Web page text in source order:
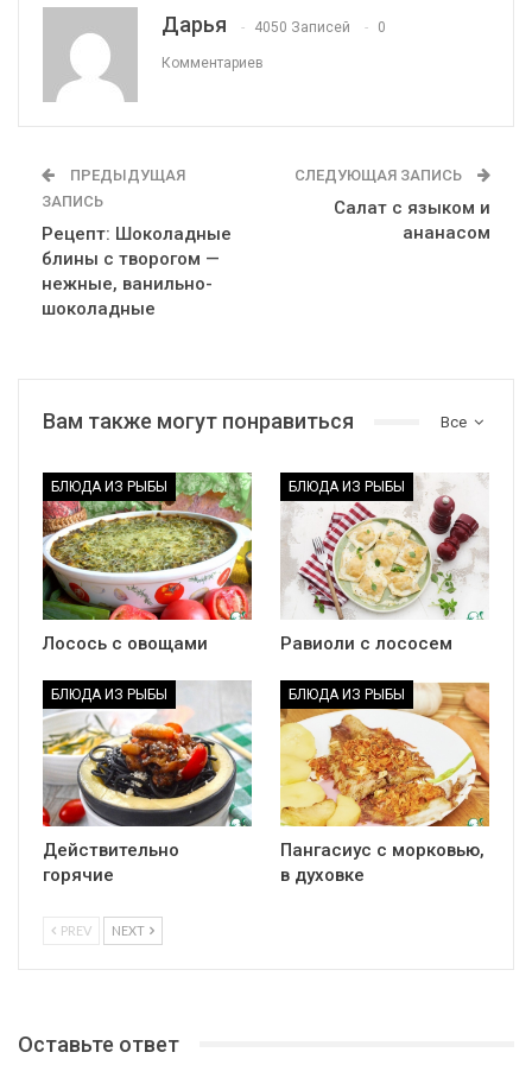
Дарья 4050 Записей 0
Комментариев
ПРЕДЫДУЩАЯ
ЗАПИСЬ
Рецепт: Шоколадные
блины с творогом —
нежные, ванильно-
шоколадные
СЛЕДУЮЩАЯ ЗАПИСЬ
Салат с языком и
ананасом
Все
Вам также могут понравиться
БЛЮДА ИЗ РЫБЫ
Лосось с овощами
БЛЮДА ИЗ РЫБЫ
Равиоли с лососем
БЛЮДА ИЗ РЫБЫ
Действительно
горячие
БЛЮДА ИЗ РЫБЫ
Пангасиус с морковью,
в духовке
PREV NEXT
Оставьте ответ